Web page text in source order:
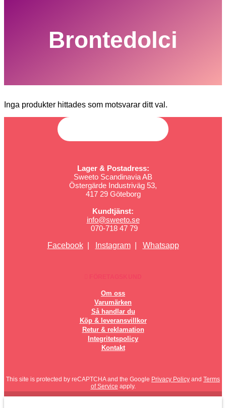
Brontedolci
Inga produkter hittades som motsvarar ditt val.
Lager & Postadress:
Sweeto Scandinavia AB
Östergärde Industriväg 53,
417 29 Göteborg
Kundtjänst:
info@sweeto.se
070-718 47 79
Facebook| Instagram| Whatsapp
Om oss
Varumärken
Så handlar du
Köp & leveransvillkor
Retur & reklamation
Integritetspolicy
Kontakt
This site is protected by reCAPTCHA and the Google Privacy Policy and Terms
of Service apply.